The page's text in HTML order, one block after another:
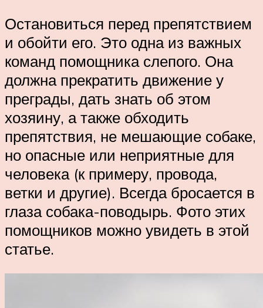
Остановиться перед препятствием
и обойти его. Это одна из важных
команд помощника слепого. Она
должна прекратить движение у
преграды, дать знать об этом
хозяину, а также обходить
препятствия, не мешающие собаке,
но опасные или неприятные для
человека (к примеру, провода,
ветки и другие). Всегда бросается в
глаза собака-поводырь. Фото этих
помощников можно увидеть в этой
статье.